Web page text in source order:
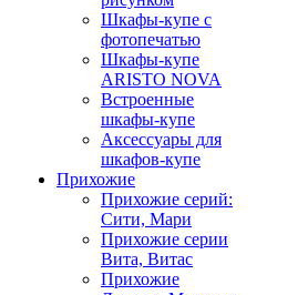
Шкафы-купе с
фотопечатью
Шкафы-купе
ARISTO NOVA
Встроенные
шкафы-купе
Аксессуары для
шкафов-купе
Прихожие
Прихожие серий:
Сити, Мари
Прихожие серии
Вита, Витас
Прихожие